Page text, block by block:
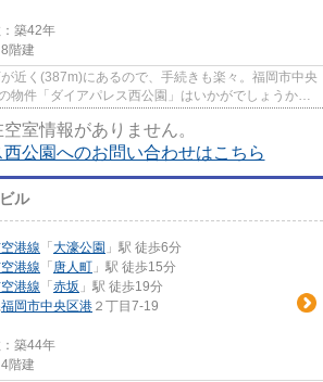
築42年
階建
近く(387m)にあるので、手続きも楽々。福岡市中央
物件「ダイアパレス西公園」はいかがでしょうか。
...
室情報がありません。
西公園へのお問い合わせはこちら
ル
港線 「大濠公園 」駅 徒歩6分
港線 「唐人町 」駅 徒歩15分
港線 「赤坂 」駅 徒歩19分
福岡市中央区港 ２丁目7-19
築44年
階建